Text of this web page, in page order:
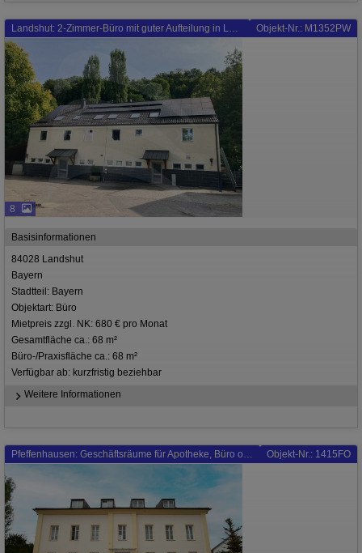
Landshut: 2-Zimmer-Büro mit guter Aufteilung in Landshut, Peter und Paul! Objekt-Nr.: M1352PW
8
Basisinformationen
84028 Landshut
Bayern
Stadtteil: Bayern
Objektart: Büro
Mietpreis zzgl. NK: 680 € pro Monat
Gesamtfläche ca.: 68 m²
Büro-/Praxisfläche ca.: 68 m²
Verfügbar ab: kurzfristig beziehbar
Weitere Informationen
Objekt-Nr.: 1415FO